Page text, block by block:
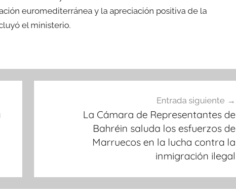
euromediterránea y la apreciación positiva de la
el ministerio.
Entrada siguiente
La Cámara de Representantes de
Bahréin saluda los esfuerzos de
Marruecos en la lucha contra la
inmigración ilegal